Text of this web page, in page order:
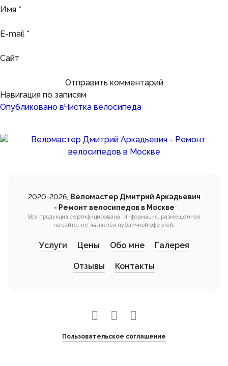
Имя *
E-mail *
Сайт
Навигация по записям
Опубликовано вЧистка велосипеда
2020-2026, Веломастер Дмитрий Аркадьевич
- Ремонт велосипедов в Москве
Вся продукция сертифицирована. Информация, размещенная
на сайте, не является публичной офертой.
Услуги Цены Обо мне Галерея
Отзывы Контакты
Пользовательское соглашение